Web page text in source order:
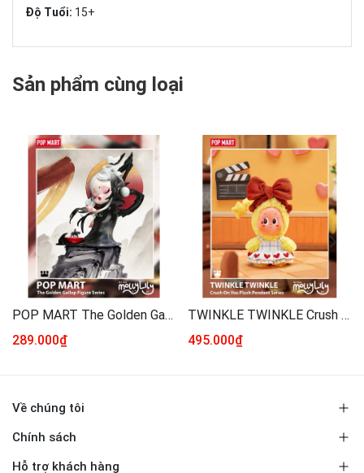
Độ Tuổi: 15+
Sản phẩm cùng loại
POP MART The Golden Gallop Figure Series
289.000₫
TWINKLE TWINKLE Crush On You Plush Pendant Series
495.000₫
Về chúng tôi
Chính sách
Hỗ trợ khách hàng